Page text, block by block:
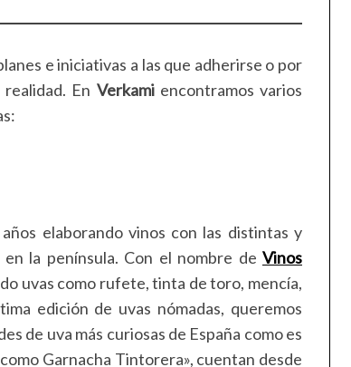
e iniciativas a las que adherirse o por
En Verkamiencontramos varios
elaborando vinos con las distintas y
la península. Con el nombre de Vinos
uvas como rufete, tinta de toro, mencía,
edición de uvas nómadas, queremos
de uva más curiosas de España como es
Garnacha Tintorera», cuentan desde